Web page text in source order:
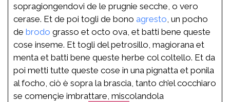
sopragiongendovi de le prugnie secche, o vero
cerase. Et de poi togli de bono agresto , un pocho
de brodo grasso et octo ova, et batti bene queste
cose inseme. Et togli del petrosillo, magiorana et
menta et batti bene queste herbe col coltello. Et da
poi metti tutte queste cose in una pignatta et ponila
al focho, ciò è sopra la brascia, tanto ch’el cocchiaro
se començie imbrattare, miscolandola